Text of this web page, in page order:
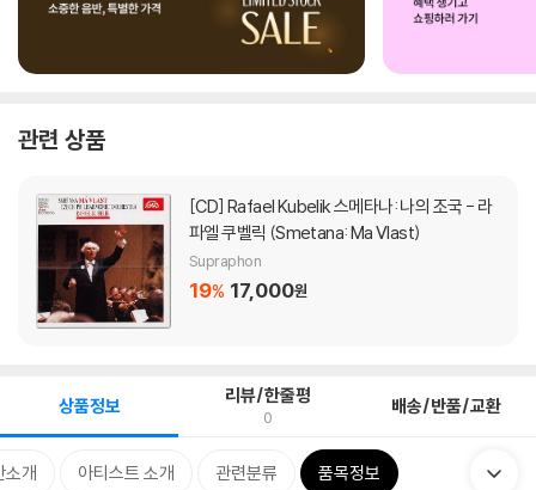
관련 상품
[CD]
파엘 쿠벨릭 (Smetana: Ma Vlast)
Supraphon
19% 17,000원
상품정보 리뷰/한줄평
0 배송/반품/교환
소개 아티스트 소개 관련분류 품목정보